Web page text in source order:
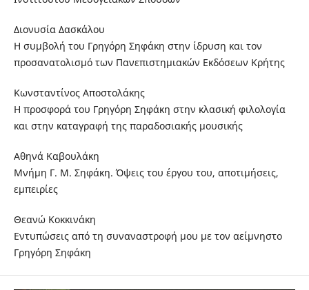
Διονυσία Δασκάλου
Η συμβολή του Γρηγόρη Σηφάκη στην ίδρυση και τον
προσανατολισμό των Πανεπιστημιακών Εκδόσεων Κρήτης
Κωνσταντίνος Αποστολάκης
Η προσφορά του Γρηγόρη Σηφάκη στην κλασική φιλολογία
και στην καταγραφή της παραδοσιακής μουσικής
Αθηνά Καβουλάκη
Μνήμη Γ. Μ. Σηφάκη. Όψεις του έργου του, αποτιμήσεις,
εμπειρίες
Θεανώ Κοκκινάκη
Εντυπώσεις από τη συναναστροφή μου με τον αείμνηστο
Γρηγόρη Σηφάκη